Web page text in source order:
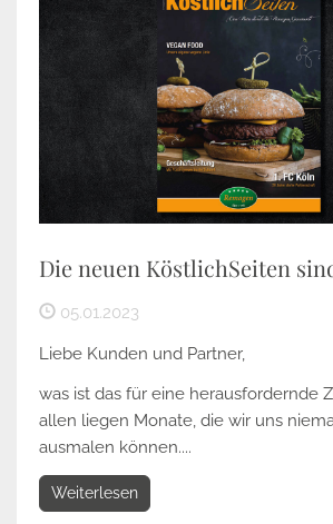
Die neuen KöstlichSeiten
05.01.2023
Liebe Kunden und Partner,
was ist das für eine herausfordernde
allen liegen Monate, die wir uns
ausmalen können....
Weiterlesen